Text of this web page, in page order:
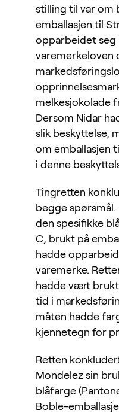
stilling til var om
emballasjen til
opparbeidet seg
varemerkeloven
melkesjokolade
Dersom Nidar
slik beskyttelse,
om emballasjen
i denne
Tingretten
begge
den spesifikke
C, brukt på
hadde
varemerke.
hadde vært
tid i
måten hadde
kjennetegn for
Retten
Mondelez sin
blåfarge
Boble-